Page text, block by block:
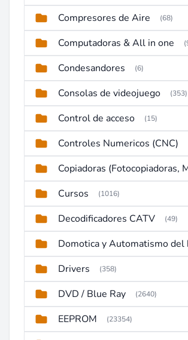
Compresores de Aire (68)
Computadoras & All in one
Condesandores (6)
Consolas de videojuego (353)
Control de acceso (15)
Controles Numericos (CNC)
Cursos (1016)
Decodificadores CATV (49)
Domotica y Automatismo del
Drivers (358)
DVD / Blue Ray (2640)
EEPROM (23354)